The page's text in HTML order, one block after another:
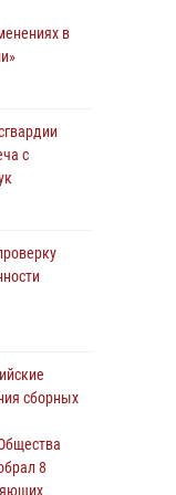
в
во
этап
охраны
в
с
сборных
8